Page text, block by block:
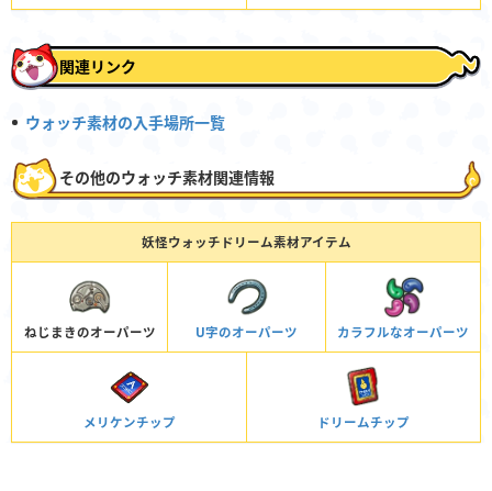
関連リンク
ウォッチ素材の入手場所一覧
その他のウォッチ素材関連情報
妖怪ウォッチドリーム素材アイテム
ねじまきのオーパーツ U字のオーパーツ カラフルなオーパーツ
メリケンチップ ドリームチップ